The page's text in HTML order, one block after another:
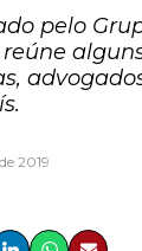
pelo
2019